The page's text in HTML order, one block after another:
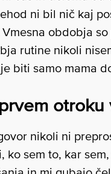
ni bil nič kaj
obdobja
rutine nikoli
biti samo mama
nikoli ni
ko sem to, kar